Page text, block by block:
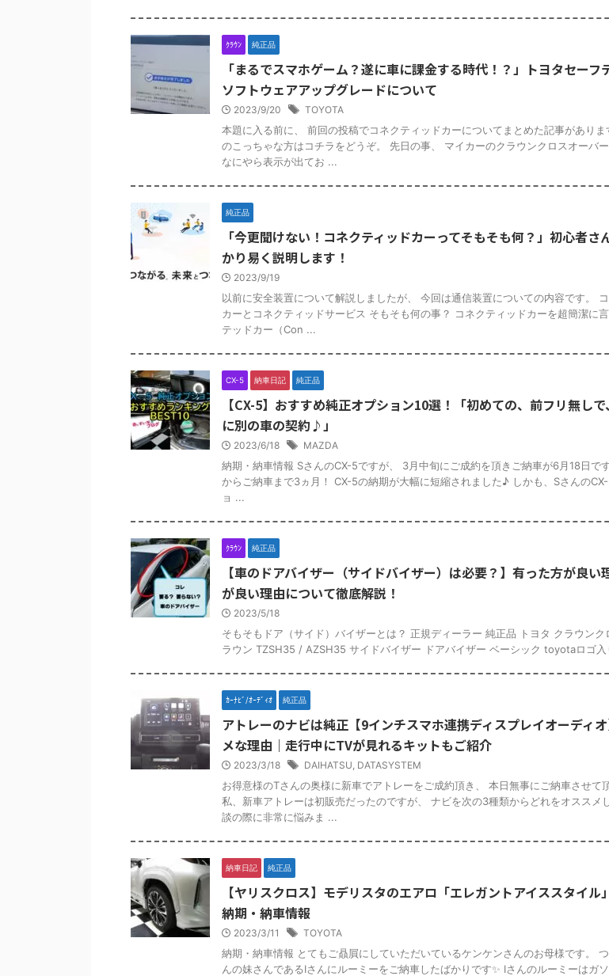
ｸﾗｳﾝ 純正品
「まるでスマホゲーム？遂に車に課金する時代！？」トヨタセーフ
ソフトウェアアップグレードについて
2023/9/20 TOYOTA
本題に入る前に、 前回の投稿でコネクティッドカーについてまとめた記事がありま
のこっちゃな方はコチラをどうぞ。 先日の事、 マイカーのクラウンクロスオーバ
なにやら表示が出てお ...
純正品
「今更聞けない！コネクティッドカーってそもそも何？」初心者さ
かり易く説明します！
2023/9/19
以前に安全装置について解説しましたが、 今回は通信装置についての内容です。
カーとコネクティッドサービス そもそも何の事？ コネクティッドカーを超簡潔に
テッドカー（Con ...
CX-5 納車日記 純正品
【CX-5】おすすめ純正オプション10選！「初めての、前フリ無し
に別の車の契約♪」
2023/6/18 MAZDA
納期・納車情報 SさんのCX-5ですが、 3月中旬にご成約を頂きご納車が6月18日で
からご納車まで3ヵ月！ CX-5の納期が大幅に短縮されました♪ しかも、Sさんの
ョ ...
ｸﾗｳﾝ 純正品
【車のドアバイザー（サイドバイザー）は必要？】有った方が良い
が良い理由について徹底解説！
2023/5/18
そもそもドア（サイド）バイザーとは？ 正規ディーラー 純正品 トヨタ クラウンク
ラウン TZSH35 / AZSH35 サイドバイザー ドアバイザー ベーシック toyotaロゴ入
ｶｰﾅﾋﾞ/ｵｰﾃﾞｨｵ 純正品
アトレーのナビは純正【9インチスマホ連携ディスプレイオーディ
メな理由｜走行中にTVが見れるキットもご紹介
2023/3/18 DAIHATSU, DATASYSTEM
お得意様のTさんの奥様に新車でアトレーをご成約頂き、 本日無事にご納車させて
私、新車アトレーは初販売だったのですが、 ナビを次の3種類からどれをオススメ
談の際に非常に悩みま ...
納車日記 純正品
【ヤリスクロス】モデリスタのエアロ「エレガントアイススタイル
納期・納車情報
2023/3/11 TOYOTA
納期・納車情報 とてもご贔屓にしていただいているケンケンさんのお母様です。
んの妹さんであるIさんにルーミーをご納車したばかりです✨ Iさんのルーミーはガ